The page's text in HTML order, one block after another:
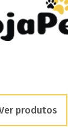
produtos